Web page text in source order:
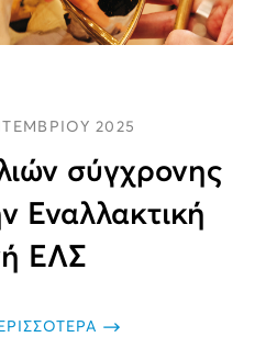
2025
σύγχρονης
Εναλλακτική
ΕΛΣ